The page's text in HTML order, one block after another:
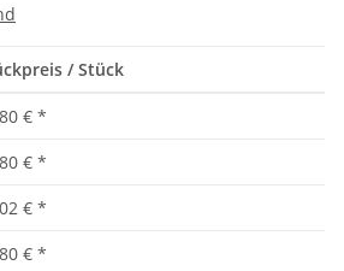
/ Stück
€ *
€ *
€ *
€ *